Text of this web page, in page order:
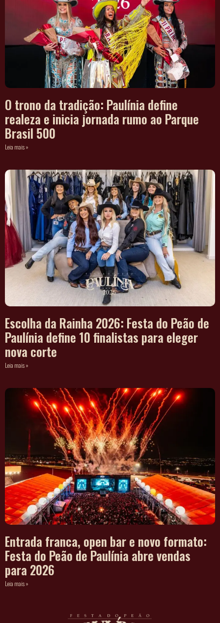
O trono da tradição: Paulínia define
realeza e inicia jornada rumo ao Parque
Brasil 500
Leia mais »
Escolha da Rainha 2026: Festa do Peão de
Paulínia define 10 finalistas para eleger
nova corte
Leia mais »
Entrada franca, open bar e novo formato:
Festa do Peão de Paulínia abre vendas
para 2026
Leia mais »